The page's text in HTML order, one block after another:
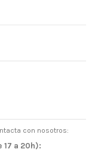
con nosotros:
17 a 20h):